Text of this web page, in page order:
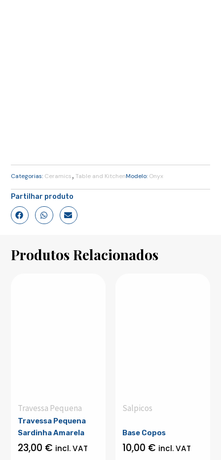
Categorias: Ceramics, Table and KitchenModelo: Onyx
Partilhar produto
Produtos Relacionados
Travessa Pequena
Travessa Pequena
Sardinha Amarela
23,00 € incl. VAT
Salpicos
Base Copos
10,00 € incl. VAT